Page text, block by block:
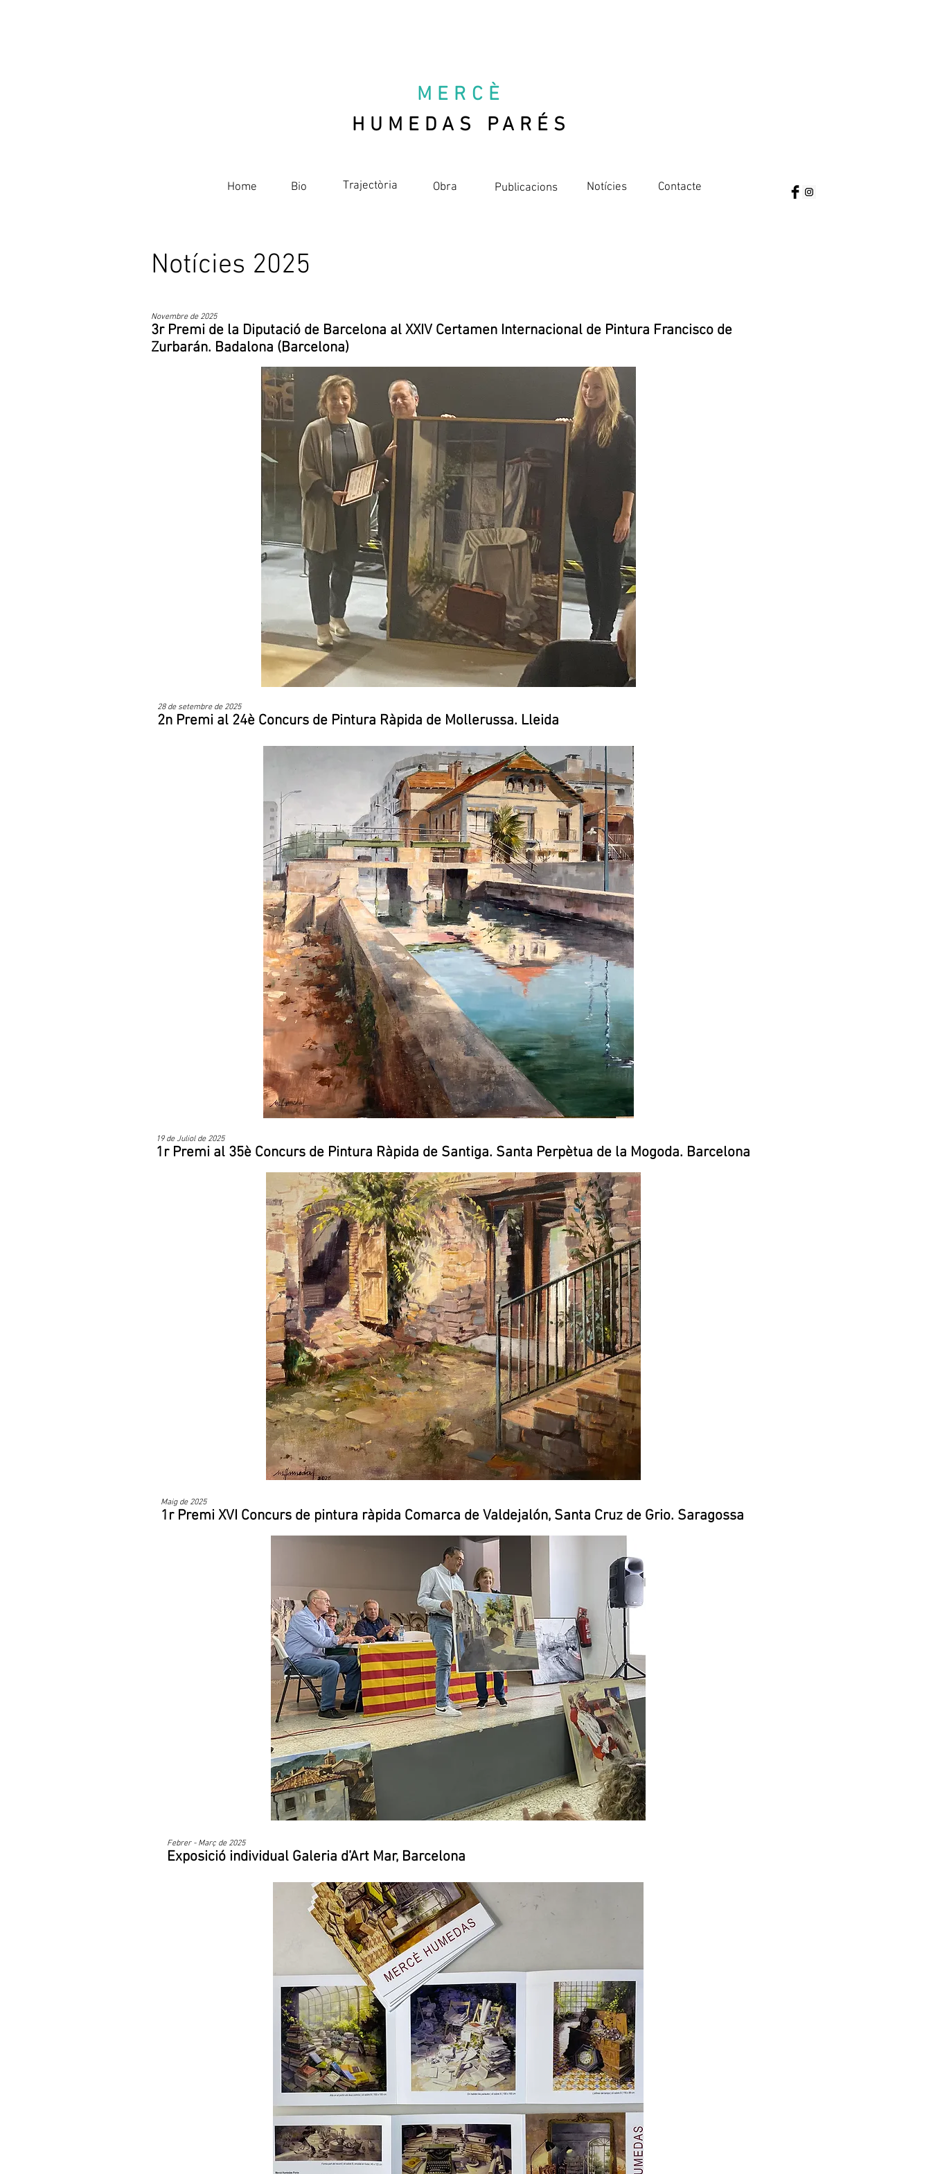
MERCÈ
HUMEDAS PARÉS
Home Bio Trajectòria Obra Publicacions Notícies Contacte
Notícies 2025
Novembre de 2025
3r Premi de la Diputació de Barcelona al XXIV Certamen Internacional de Pintura Francisco de
Zurbarán. Badalona (Barcelona)
28 de setembre de 2025
2n Premi al 24è Concurs de Pintura Ràpida de Mollerussa. Lleida
19 de Juliol de 2025
1r Premi al 35è Concurs de Pintura Ràpida de Santiga. Santa Perpètua de la Mogoda. Barcelona
Maig de 2025
1r Premi XVI Concurs de pintura ràpida Comarca de Valdejalón, Santa Cruz de Grio. Saragossa
Febrer - Març de 2025
Exposició individual Galeria d’Art Mar, Barcelona